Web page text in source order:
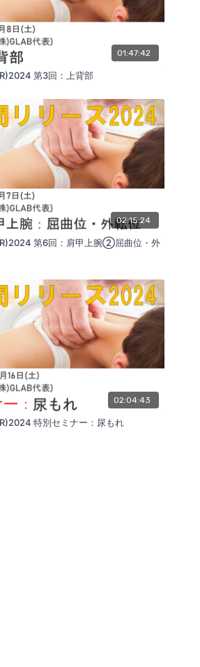
01:47:42
第3回：上背部
02:15:24
第6回：肩甲上腕②屈曲位・外
02:04:43
特別セミナー：尿もれ